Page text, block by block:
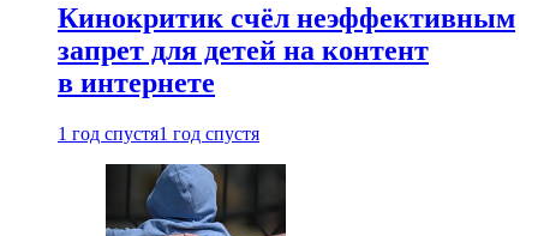
Кинокритик счёл неэффективным
запрет для детей на контент
в интернете
1 год спустя1 год спустя